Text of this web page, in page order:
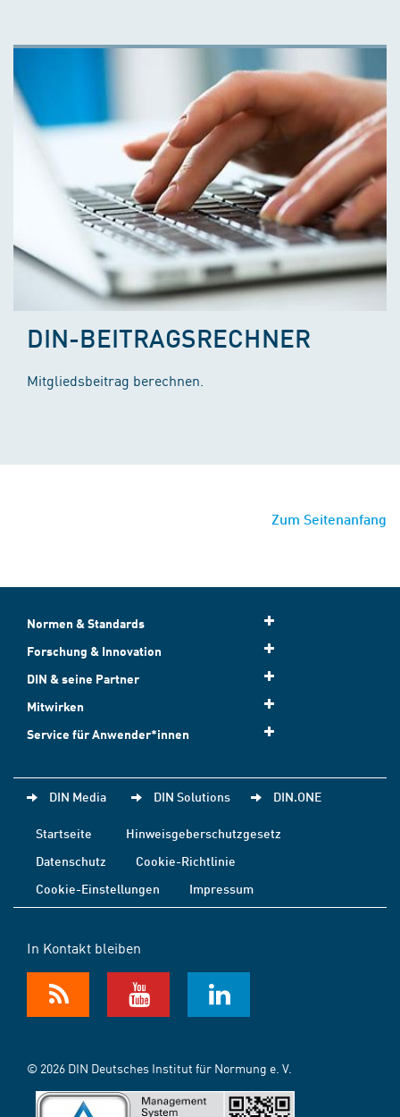
DIN-BEITRAGSRECHNER
Mitgliedsbeitrag berechnen.
Zum Seitenanfang
Normen & Standards
Forschung & Innovation
DIN & seine Partner
Mitwirken
Service für Anwender*innen
DIN Media DIN Solutions DIN.ONE
Startseite
Hinweisgeberschutzgesetz
Datenschutz
Cookie-Richtlinie
Cookie-Einstellungen
Impressum
In Kontakt bleiben
© 2026 DIN Deutsches Institut für Normung e. V.